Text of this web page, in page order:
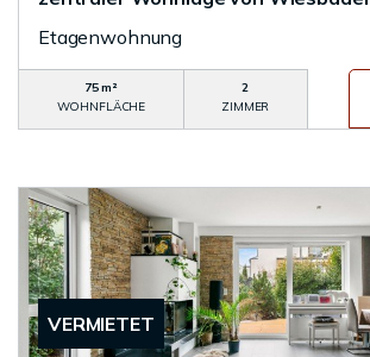
Etagenwohnung
75 m²
WOHNFLÄCHE
2
ZIMMER
VERMIETET